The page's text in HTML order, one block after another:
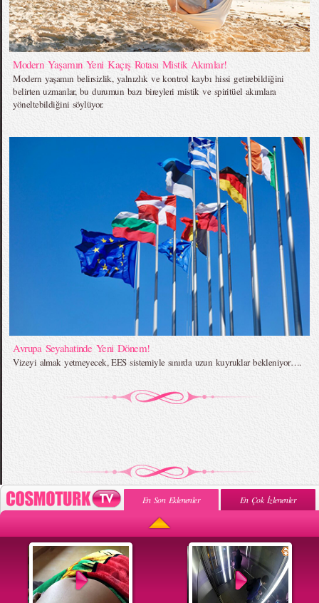
Modern Yaşamın Yeni Kaçış Rotası Mistik Akımlar!
Modern yaşamın belirsizlik, yalnızlık ve kontrol kaybı hissi getirebildiğini
belirten uzmanlar, bu durumun bazı bireyleri mistik ve spiritüel akımlara
yöneltebildiğini söylüyor.
Avrupa Seyahatinde Yeni Dönem!
Vizeyi almak yetmeyecek, EES sistemiyle sınırda uzun kuyruklar bekleniyor….
En Son Eklenenler En Çok İzlenenler